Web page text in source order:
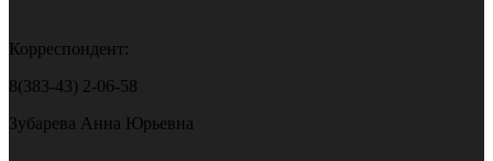
Корреспондент:
8(383-43) 2-06-58
Зубарева Анна Юрьевна